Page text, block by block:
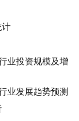
计
业投资规模及增
业发展趋势预测